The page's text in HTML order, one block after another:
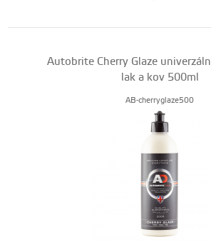
Autobrite Cherry Glaze
lak a kov 500ml
AB-cherryglaze500